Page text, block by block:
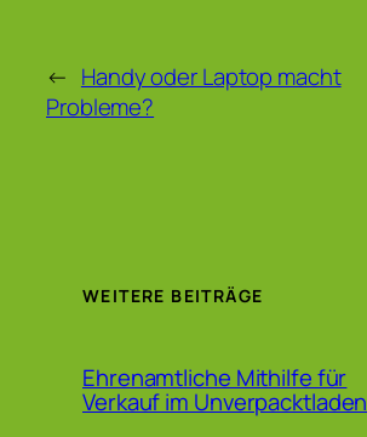
← Handy oder Laptop macht
Probleme?
WEITERE BEITRÄGE
Ehrenamtliche Mithilfe für
Verkauf im Unverpacktladen